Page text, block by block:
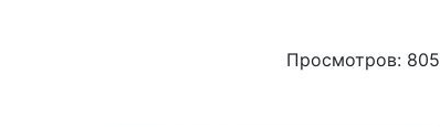
Просмотров: 805